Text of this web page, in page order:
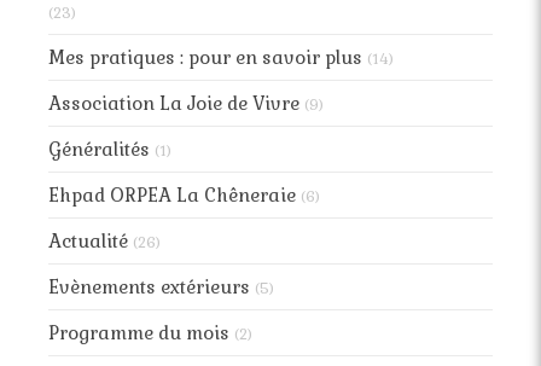
(23)
Mes pratiques : pour en savoir plus (14)
Association La Joie de Vivre (9)
Généralités (1)
Ehpad ORPEA La Chêneraie (6)
Actualité (26)
Evènements extérieurs (5)
Programme du mois (2)